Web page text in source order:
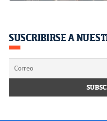
SUSCRIBIRSE A